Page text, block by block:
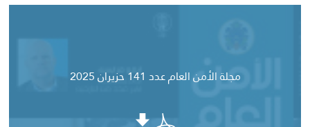
مجلة الأمن العام عدد 141 حزيران 2025